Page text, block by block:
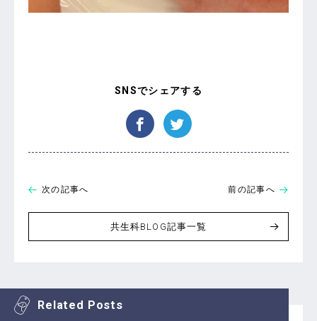
次の記事へ 前の記事へ
共生科BLOG記事一覧
Related Posts